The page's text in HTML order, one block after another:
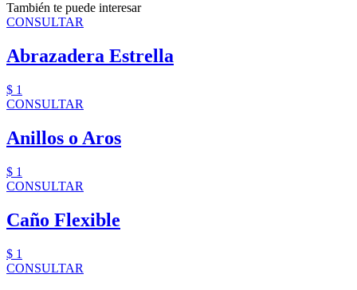
También te puede interesar
CONSULTAR
Abrazadera Estrella
$ 1
CONSULTAR
Anillos o Aros
$ 1
CONSULTAR
Caño Flexible
$ 1
CONSULTAR